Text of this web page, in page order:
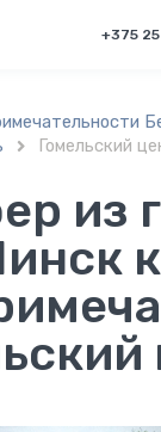
+375
 Гомельский
из
к